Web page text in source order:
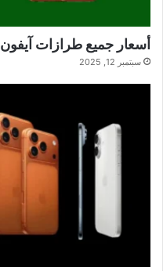
أسعار جميع طرازات آيفون 17 في سوريا
سبتمبر 12, 2025